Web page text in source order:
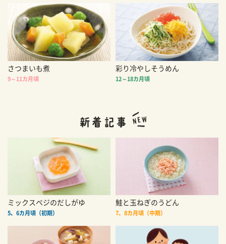
さつまいも煮
9～11カ月頃
彩り冷やしそうめん
12～18カ月頃
ミックスベジのだしがゆ
5、6カ月頃（初期）
鮭と玉ねぎのうどん
7、8カ月頃（中期）